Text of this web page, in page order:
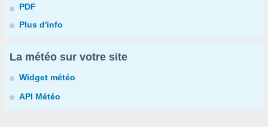
PDF
Plus d'info
La météo sur votre site
Widget météo
API Météo